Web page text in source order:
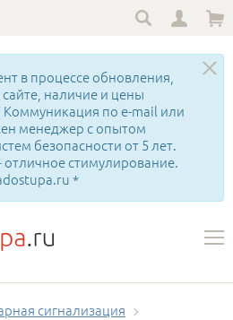
в процессе обновления,
наличие и цены
по e-mail или
менеджер с опытом
безопасности от 5 лет.
стимулирование.
*
сигнализация